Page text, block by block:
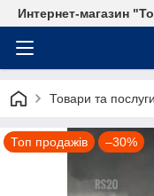
Интернет-магазин
Товари та послуги
Топ продажів –30%